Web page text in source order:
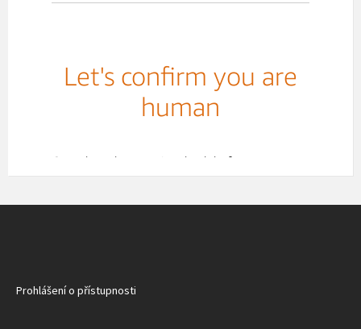
Prohlášení o přístupnosti